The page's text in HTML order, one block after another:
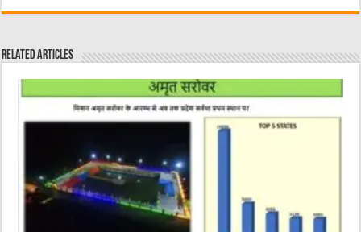
c
e
b
o
o
it
r
C
at
ai ss
n
g
er
at
A
p
p
Related Articles